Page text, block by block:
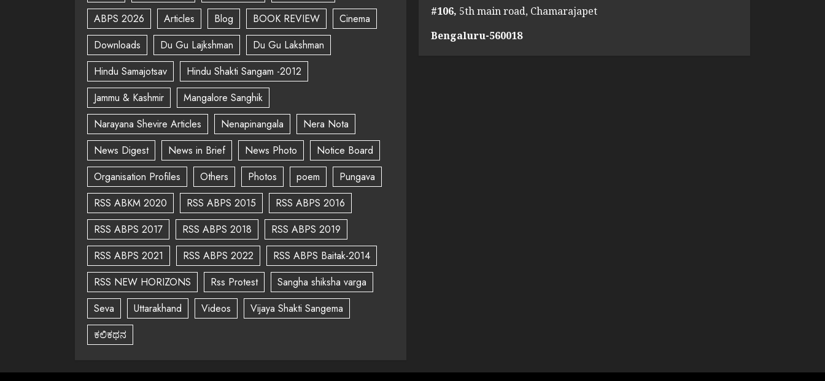
ABPS 2026
Articles Blog BOOK REVIEW
Cinema
Downloads
Du Gu Lajkshman
Du Gu Lakshman
Hindu Samajotsav
Hindu Shakti Sangam -2012
Jammu & Kashmir
Mangalore Sanghik
Narayana Shevire Articles
Nenapinangala
Nera Nota
News Digest
News in Brief News Photo
Notice Board
Organisation Profiles
Others Photos poem
Pungava
RSS ABKM 2020
RSS ABPS 2015
RSS ABPS 2016
RSS ABPS 2017
RSS ABPS 2018
RSS ABPS 2019
RSS ABPS 2021
RSS ABPS 2022
RSS ABPS Baitak-2014
RSS NEW HORIZONS
Rss Protest
Sangha shiksha varga
Seva
Uttarakhand Videos
Vijaya Shakti Sangema
ಕಲಿಕಥನ
#106, 5th main road, Chamarajapet
Bengaluru-560018